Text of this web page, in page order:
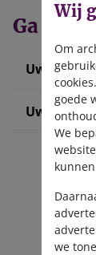
Ga
Uw
Uw
Wij
Om
goede
We
we